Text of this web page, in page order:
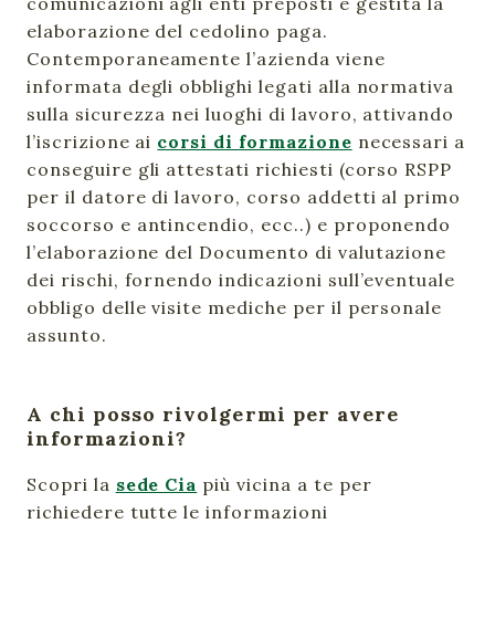
elaborazione del cedolino paga.
Contemporaneamente l’azienda viene
informata degli obblighi legati alla normativa
sulla sicurezza nei luoghi di lavoro, attivando
l’iscrizione ai corsi di formazione necessari a
conseguire gli attestati richiesti (corso RSPP
per il datore di lavoro, corso addetti al primo
soccorso e antincendio, ecc..) e proponendo
l’elaborazione del Documento di valutazione
dei rischi, fornendo indicazioni sull’eventuale
obbligo delle visite mediche per il personale
assunto.
A chi posso rivolgermi per avere
informazioni?
Scopri la sede Cia più vicina a te per
richiedere tutte le informazioni